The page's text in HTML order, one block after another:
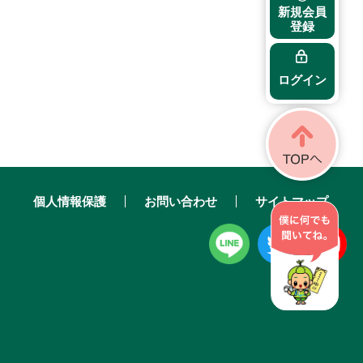
新規会員
登録
ログイン
個人情報保護 お問い合わせ サイトマップ